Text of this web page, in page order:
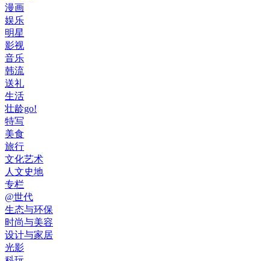
漫画
娱乐
明星
影视
音乐
韩流
送礼
生活
壮龄go!
特写
美食
旅行
文化艺术
人文史地
专栏
@世代
生态与环保
时尚与美容
设计与家居
光影